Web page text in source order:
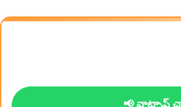
📢 వాట్సాప్